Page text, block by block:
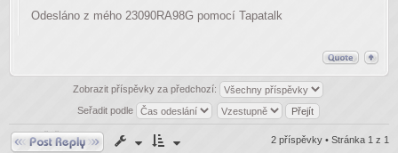
Odesláno z mého 23090RA98G pomocí Tapatalk
Zobrazit příspěvky za předchozí:
Seřadit podle
Odpovědět 2 příspěvky • Stránka 1 z 1